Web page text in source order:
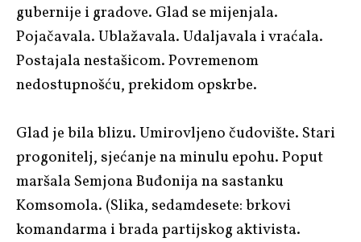
gubernije i gradove. Glad se mijenjala.
Pojačavala. Ublažavala. Udaljavala i vraćala.
Postajala nestašicom. Povremenom
nedostupnošću, prekidom opskrbe.
Glad je bila blizu. Umirovljeno čudovište. Stari
progonitelj, sjećanje na minulu epohu. Poput
maršala Semjona Buđonija na sastanku
Komsomola. (Slika, sedamdesete: brkovi
komandarma i brada partijskog aktivista.